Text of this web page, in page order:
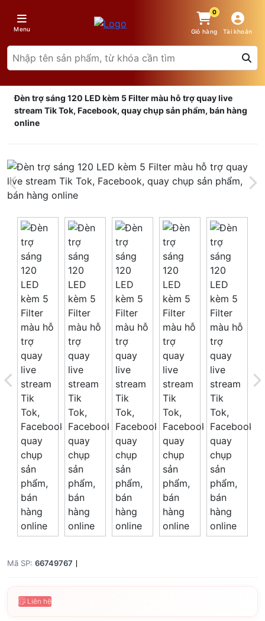
Menu
0
Giỏ hàng Tài khoản
Đèn trợ sáng 120 LED kèm 5 Filter màu hỗ trợ quay live
stream Tik Tok, Facebook, quay chụp sản phẩm, bán hàng
online
Mã SP: 66749767
Liên hệ
Giá trên 1SP x0 đ
Tổng giá
0 đ